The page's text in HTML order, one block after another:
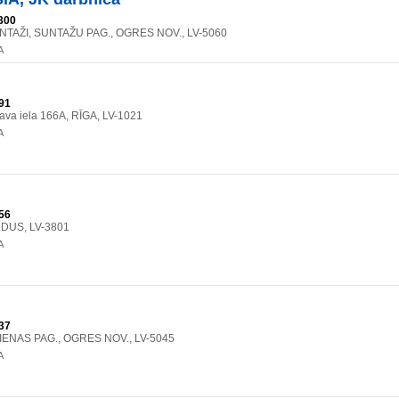
SUNTAŽU PAG., OGRES NOV., LV-5060
iela 166A, RĪGA, LV-1021
LV-3801
PAG., OGRES NOV., LV-5045